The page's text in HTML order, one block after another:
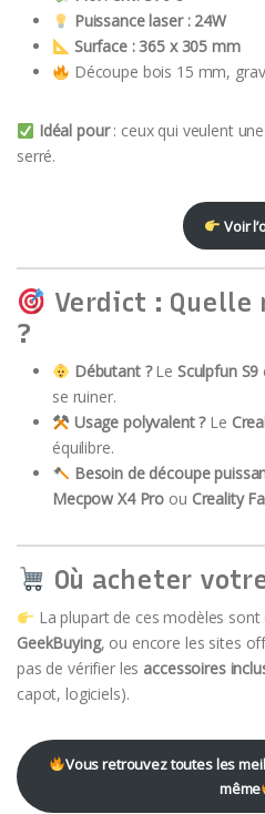
Puissance laser : 24W
Surface : 365 x 305 mm
Découpe bois 15 mm,
Idéal pour: ceux qui veulent
serré.
Voir
Verdict : Quelle
?
Débutant ?Le Sculpfun S9
se ruiner.
Usage polyvalent ?Le
équilibre.
Besoin de découpe
Mecpow X4 Pro ou Creality
Où acheter
La plupart de ces modèles
GeekBuying, ou encore les sites
pas de vérifier les accessoires
capot, logiciels).
Vous retrouvez toutes les
même